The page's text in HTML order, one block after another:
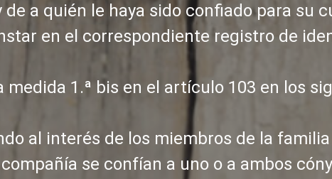
a quién le haya sido confiado para su
en el correspondiente registro de
medida 1.ª bis en el artículo 103 en los
al interés de los miembros de la
se confían a uno o a ambos